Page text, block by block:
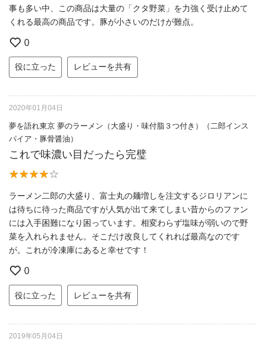
事も多い中、この商品は大量の「クタ野菜」を力強く受け止めて
くれる最高の商品です。豚が小さいのだけが難点。
0
役に立った レビューを共有
2020年01月04日
夢を語れ東京 夢のラーメン（大盛り・味付脂３つ付き）（二郎インス
パイア・豚骨醤油）
これで味濃い目だったら完璧
ラーメン二郎の大盛り、富士丸の麺増しを注文するジロリアンに
は待ちに待った商品ですが人気が出て来てしまい昔からのファン
には入手困難になり困っています。相変わらず塩味が弱いので野
菜を入れられません。そこだけ改良してくれれば最高なのです
が。これが冷凍庫にあると幸せです！
0
役に立った レビューを共有
2019年05月04日